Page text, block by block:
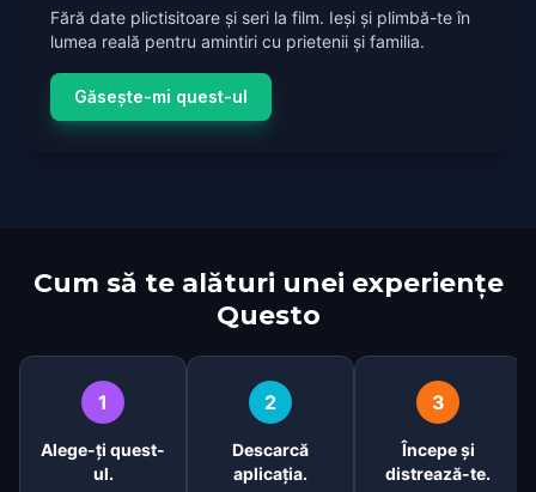
Fără date plictisitoare și seri la film. Ieși și plimbă-te în
lumea reală pentru amintiri cu prietenii și familia.
Găsește-mi quest-ul
Cum să te alături unei experiențe
Questo
1
Alege-ți quest-
ul.
2
Descarcă
aplicația.
3
Începe și
distrează-te.